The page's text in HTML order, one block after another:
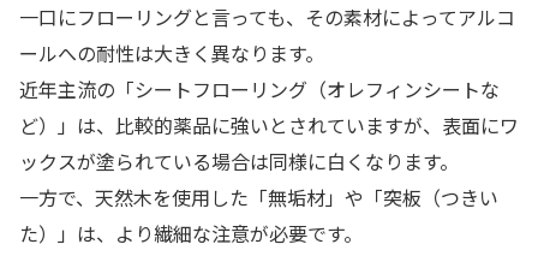
一口にフローリングと言っても、その素材によってアルコ
ールへの耐性は大きく異なります。
近年主流の「シートフローリング（オレフィンシートな
ど）」は、比較的薬品に強いとされていますが、表面にワ
ックスが塗られている場合は同様に白くなります。
一方で、天然木を使用した「無垢材」や「突板（つきい
た）」は、より繊細な注意が必要です。